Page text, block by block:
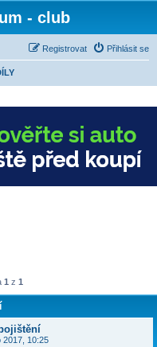
- club
Přihlásit se
Registrovat
1 z 1
2017, 10:25